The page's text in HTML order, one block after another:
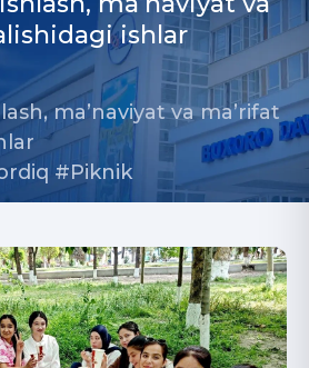
ishlar
ma’naviyat va ma’rifat
#Piknik